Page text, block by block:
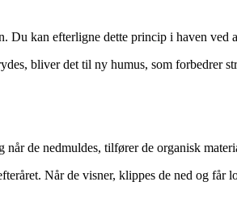
Du kan efterligne dette princip i haven ved
bliver det til ny humus, som forbedrer
de nedmuldes, tilfører de organisk
Når de visner, klippes de ned og får